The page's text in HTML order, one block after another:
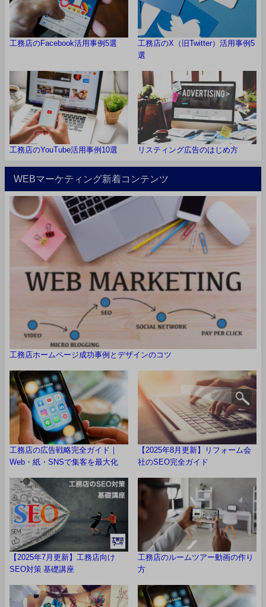
工務店のFacebook活用事例5選
工務店のX（旧Twitter）活用事例5
選
工務店のYouTube活用事例10選 リスティング広告のはじめ方
WEBマーケティング新着コンテンツ
工務店ホームページ成功事例とデザインのコツ
工務店の広告戦略完全ガイド｜
Web・紙・SNSで集客を最大化
【2025年8月更新】リフォーム会
社のSEO完全ガイド
【2025年7月更新】工務店向け
SEO対策 基礎講座
工務店のルームツアー動画の作り
方